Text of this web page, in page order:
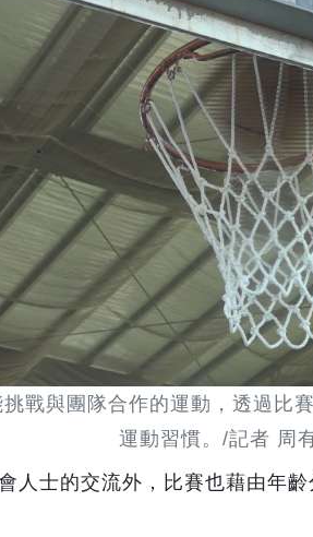
戰與團隊合作的運動，透過比
運動習慣。/記者 周
人士的交流外，比賽也藉由年